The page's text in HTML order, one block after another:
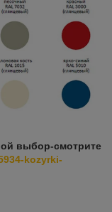
выбор-смотрите
kozyrki-